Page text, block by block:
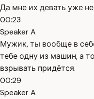
Да мне их девать уже
00:23
Speaker A
Мужик, ты вообще в
тебе одну из машин, а
взрывать придётся.
00:29
Speaker A